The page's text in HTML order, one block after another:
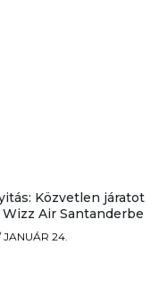
Közvetlen járatot
Air Santanderbe
JANUÁR 24.